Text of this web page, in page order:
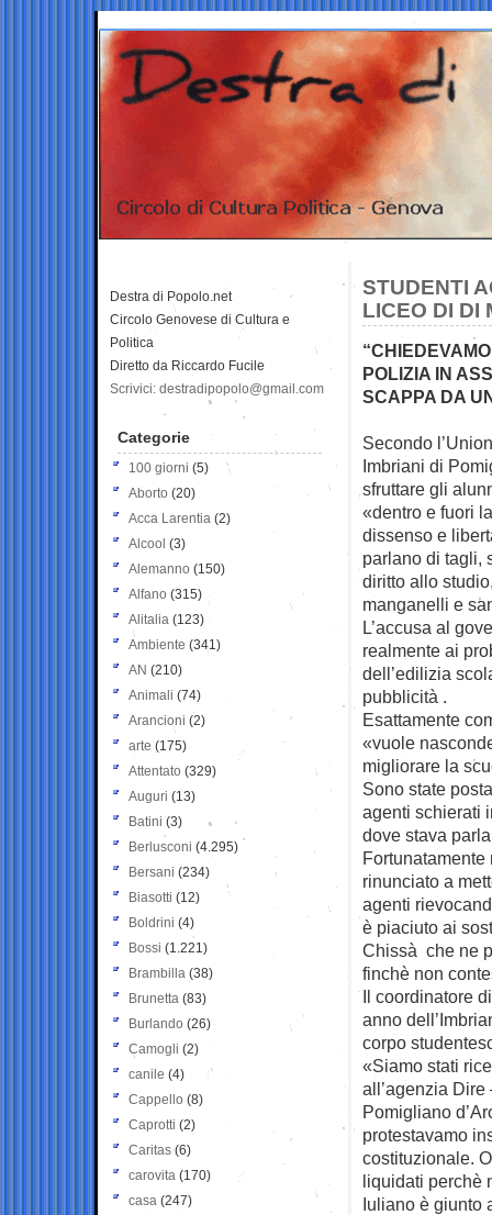
STUDENTI
LICEO DI DI
POLIZIA IN
SCAPPA DA
Secondo
Imbriani di
sfruttare gli
«dentro e fuori
dissenso e
parlano di tagli,
diritto allo
manganelli e
L’accusa al
realmente ai
dell’edilizia
pubblicità .
Esattamente
«vuole
migliorare la
Sono state
agenti schierati
dove stava
rinunciato a
agenti
è piaciuto ai
Chissà che ne
finchè non
Il coordinatore
anno
corpo
«Siamo stati
all’agenzia
Pomigliano
protestavamo
costituzionale.
liquidati perchè
Iuliano è giunto
Destra di Popolo.net
Circolo Genovese di Cultura e
Politica
Diretto da Riccardo Fucile
Scrivici: destradipopolo@gmail.com
Categorie
100 giorni (5)
Aborto (20)
Acca Larentia (2)
Alcool (3)
Alemanno (150)
Alfano (315)
Alitalia (123)
Ambiente (341)
AN (210)
Animali (74)
Arancioni (2)
arte (175)
Attentato (329)
Auguri (13)
Batini (3)
Berlusconi (4.295)
Bersani (234)
Biasotti (12)
Boldrini (4)
Bossi (1.221)
Brambilla (38)
Brunetta (83)
Burlando (26)
Camogli (2)
canile (4)
Cappello (8)
Caprotti (2)
Caritas (6)
carovita (170)
casa (247)